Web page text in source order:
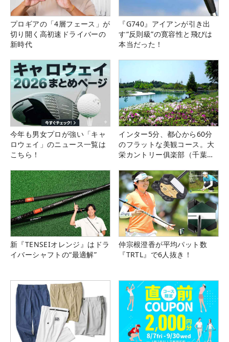
プロギアの「4層フェース」が
切り開く高初速ドライバーの
新時代
『G740』アイアンが引き出
す“反則級”の寛容性と飛びは
本当だった！
今年も男女プロが強い「キャ
ロウェイ」のニュース一覧は
こちら！
インター5分、都心から60分
のフラットな美観コース。大
栄カントリー俱楽部（千葉
新『TENSEIオレンジ』はドラ
イバーシャフトの“最適解”
仲宗根澄香が平均パット数
『TRTL』で6人抜き！